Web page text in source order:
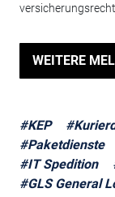
WEITERE
#KEP
#Paketdienste
#IT Spedition
#GLS General